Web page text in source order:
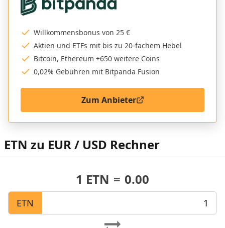
Willkommensbonus von 25 €
Aktien und ETFs mit bis zu 20-fachem Hebel
Bitcoin, Ethereum +650 weitere Coins
0,02% Gebühren mit Bitpanda Fusion
Zum Anbieter
ETN zu EUR / USD Rechner
1 ETN = 0.00
ETN